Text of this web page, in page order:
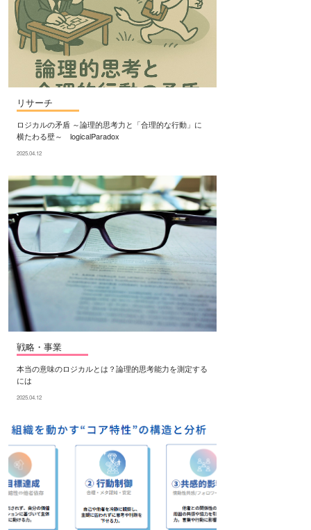
リサーチ
ロジカルの矛盾 ～論理的思考力と「合理的な行動」に
横たわる壁～ logicalParadox
2025.04.12
戦略・事業
本当の意味のロジカルとは？論理的思考能力を測定する
には
2025.04.12